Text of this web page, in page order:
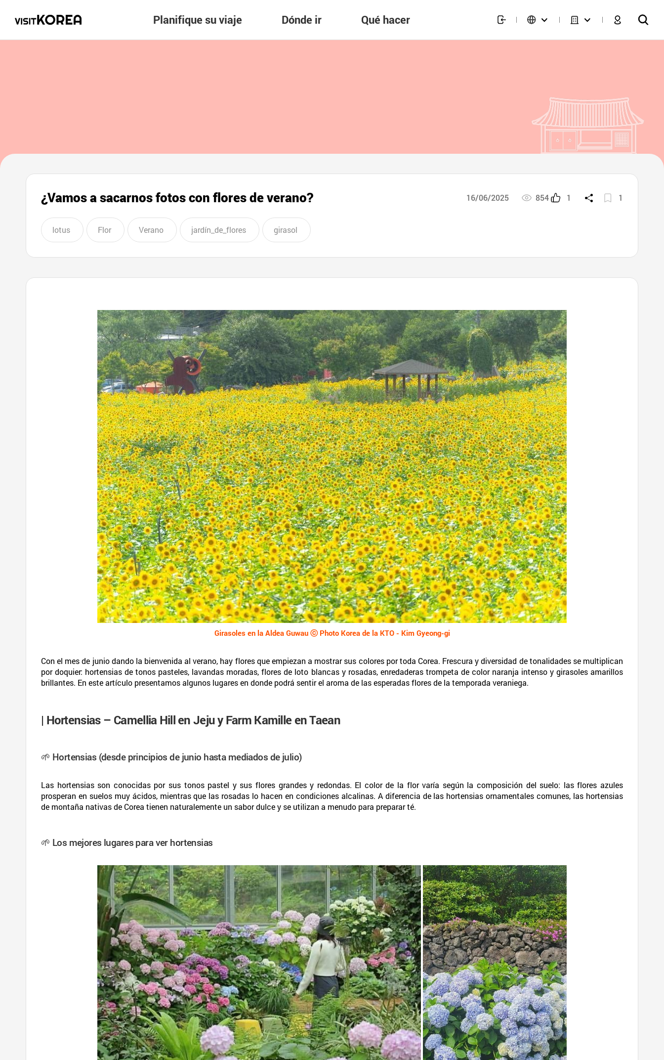
Planifique su viaje Dónde ir Qué hacer
¿Vamos a sacarnos fotos con flores de verano? 16/06/2025 854 1 1
lotus Flor Verano jardín_de_flores girasol
Con el mes de junio dando la bienvenida al verano, hay flores que empiezan a mostrar sus colores por toda Corea. Frescura y diversidad de tonalidades se multiplican
por doquier: hortensias de tonos pasteles, lavandas moradas, flores de loto blancas y rosadas, enredaderas trompeta de color naranja intenso y girasoles amarillos
brillantes. En este artículo presentamos algunos lugares en donde podrá sentir el aroma de las esperadas flores de la temporada veraniega.
| Hortensias – Camellia Hill en Jeju y Farm Kamille en Taean
🌱 Hortensias (desde principios de junio hasta mediados de julio)
Las hortensias son conocidas por sus tonos pastel y sus flores grandes y redondas. El color de la flor varía según la composición del suelo: las flores azules
prosperan en suelos muy ácidos, mientras que las rosadas lo hacen en condiciones alcalinas. A diferencia de las hortensias ornamentales comunes, las hortensias
de montaña nativas de Corea tienen naturalemente un sabor dulce y se utilizan a menudo para preparar té.
🌱 Los mejores lugares para ver hortensias